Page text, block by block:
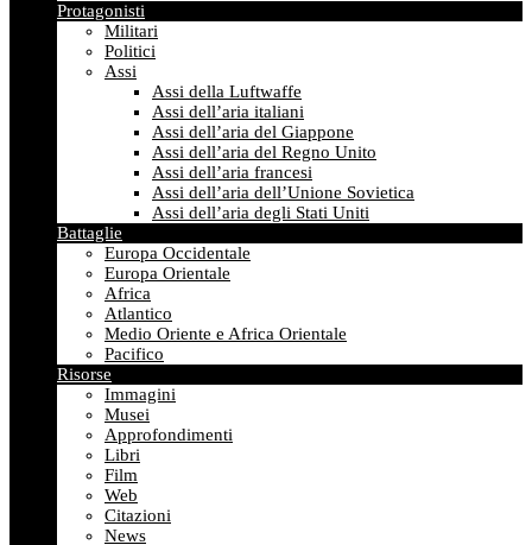
Protagonisti
Militari
Politici
Assi
Assi della Luftwaffe
Assi dell’aria italiani
Assi dell’aria del Giappone
Assi dell’aria del Regno Unito
Assi dell’aria francesi
Assi dell’aria dell’Unione Sovietica
Assi dell’aria degli Stati Uniti
Battaglie
Europa Occidentale
Europa Orientale
Africa
Atlantico
Medio Oriente e Africa Orientale
Pacifico
Risorse
Immagini
Musei
Approfondimenti
Libri
Film
Web
Citazioni
News